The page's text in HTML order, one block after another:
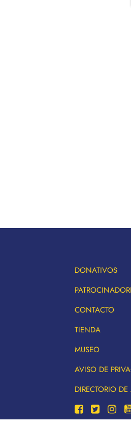
DONATIVOS
CONTACTO
TIENDA
MUSEO
AVISO DE
DIRECTORIO